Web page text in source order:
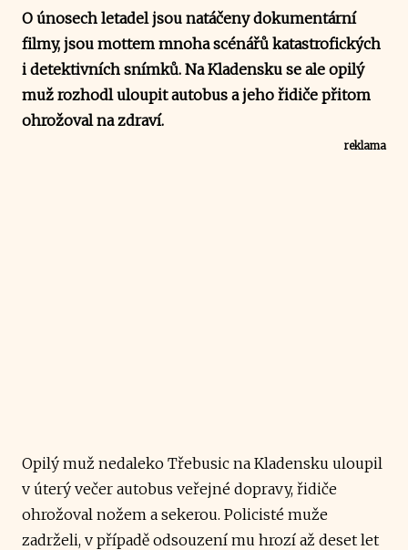
O únosech letadel jsou natáčeny dokumentární
filmy, jsou mottem mnoha scénářů katastrofických
i detektivních snímků. Na Kladensku se ale opilý
muž rozhodl uloupit autobus a jeho řidiče přitom
ohrožoval na zdraví.
reklama
Opilý muž nedaleko Třebusic na Kladensku uloupil
v úterý večer autobus veřejné dopravy, řidiče
ohrožoval nožem a sekerou. Policisté muže
zadrželi, v případě odsouzení mu hrozí až deset let